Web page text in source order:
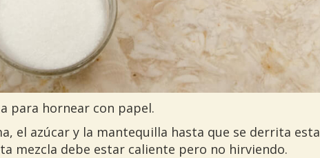
para hornear con papel.
el azúcar y la mantequilla hasta que se derrita esta
mezcla debe estar caliente pero no hirviendo.